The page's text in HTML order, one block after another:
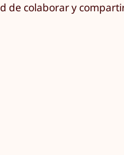
de colaborar y